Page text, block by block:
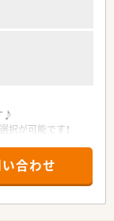
♪
択が可能です！
店舗数･処方箋応
合わせ